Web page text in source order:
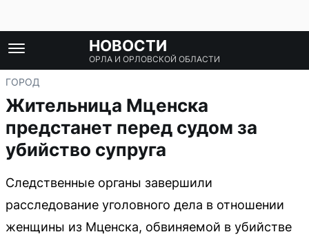
НОВОСТИ
ОРЛА И ОРЛОВСКОЙ ОБЛАСТИ
ГОРОД
Жительница Мценска
предстанет перед судом за
убийство супруга
Следственные органы завершили
расследование уголовного дела в отношении
женщины из Мценска, обвиняемой в убийстве